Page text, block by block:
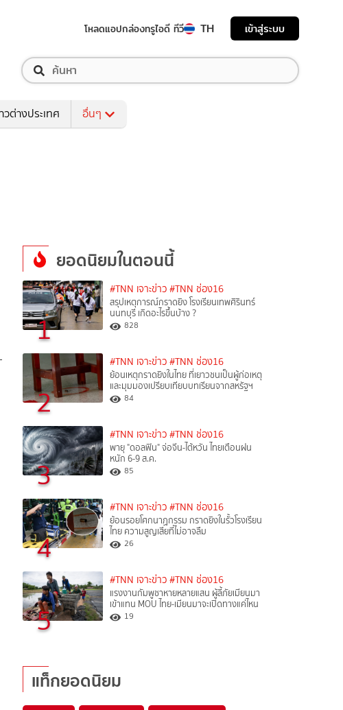
โหลดแอปกล่องทรูไอดี ทีวี TH เข้าสู่ระบบ
วต่างประเทศ อื่นๆ
ยอดนิยมในตอนนี้
1
#TNN เจาะข่าว #TNN ช่อง16
สรุปเหตุการณ์กราดยิง โรงเรียนเทพศิรินทร์
นนทบุรี เกิดอะไรขึ้นบ้าง ?
828
2
#TNN เจาะข่าว #TNN ช่อง16
ย้อนเหตุกราดยิงในไทย ที่เยาวชนเป็นผู้ก่อเหตุ
และมุมมองเปรียบเทียบบทเรียนจากสหรัฐฯ
84
3
#TNN เจาะข่าว #TNN ช่อง16
พายุ "ดอลฟิน" จ่อจีน-ไต้หวัน ไทยเตือนฝน
หนัก 6-9 ส.ค.
85
4
#TNN เจาะข่าว #TNN ช่อง16
ย้อนรอยโศกนาฏกรรม กราดยิงในรั้วโรงเรียน
ไทย ความสูญเสียที่ไม่อาจลืม
26
5
#TNN เจาะข่าว #TNN ช่อง16
แรงงานกัมพูชาหายหลายแสน ผู้ลี้ภัยเมียนมา
เข้าแทน MOU ไทย-เมียนมาจะเปิดทางแค่ไหน
19
แท็กยอดนิยม